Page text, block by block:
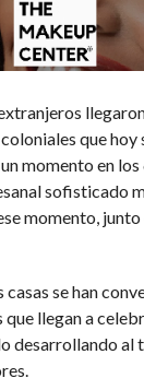
que
momento en los
sofisticado
momento,
se han
llegan a
desarrollando al